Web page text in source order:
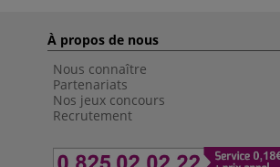
À propos de nous
Nous connaître
Partenariats
Nos jeux concours
Recrutement